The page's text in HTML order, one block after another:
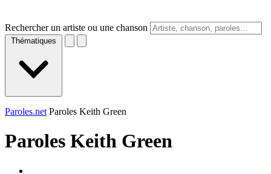
Rechercher un artiste ou une chanson
Thématiques
Paroles.net Paroles Keith Green
Paroles Keith Green